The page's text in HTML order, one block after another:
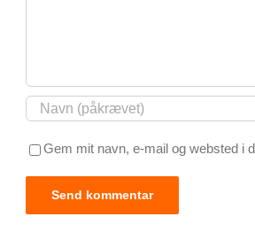
Gem mit navn, e-mail og websted i